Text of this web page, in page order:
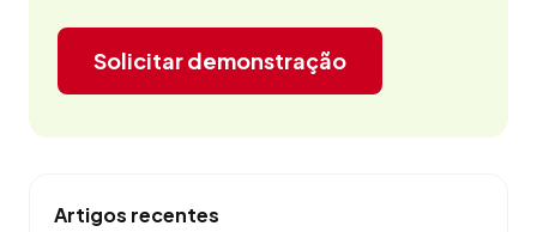
Solicitar demonstração
Artigos recentes